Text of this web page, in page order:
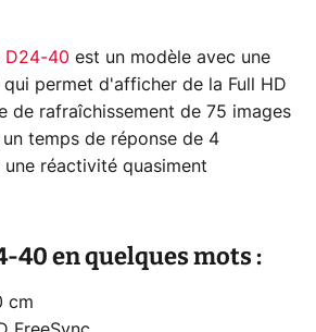
D24-40 est un modèle avec une
permet d'afficher de la Full HD
de rafraîchissement de 75 images
temps de réponse de 4
réactivité quasiment
40 en quelques mots :
cm